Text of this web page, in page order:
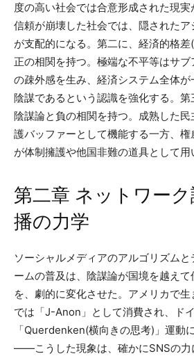
度の高い社会では合意形成された現実
信頼が崩壊した社会では、隠された
が支配的になる。第二に、経済的格差
正の相関を持つ。極端な不平等はサ
の疎外感を生み、経済システム全体
陰謀であるという認識を強化する。
陰謀論と負の相関を持つ。成熟した
護バッファーとして機能する一方、
が体制擁護や他国非難の道具として用
第二章 ネットワー
播の力学
ソーシャルメディアのアルゴリズム
ームの普及は、陰謀論が国境を越え
を、劇的に変化させた。アメリカで
では「J-Anon」として消費され、ド
「Querdenken(横向きの思考)」運動
——こうした現象は、確かにSNSの力